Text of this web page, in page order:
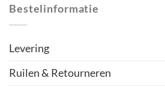
Bestelinformatie
Levering
Ruilen & Retourneren